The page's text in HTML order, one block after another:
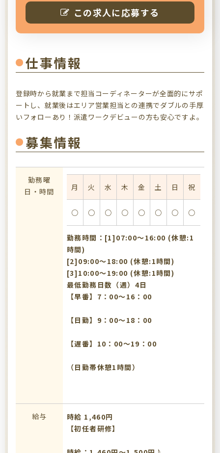
この求人に応募する
仕事情報
登録時から就業まで担当コーディネーターが全面的にサポ
ートし、就業後はエリア営業担当との連携でダブルの手厚
いフォローあり！派遣ワークデビューの方も安心ですよ。
募集情報
勤務曜
日・時間
月 火 水 木 金 土 日 祝
○ ○ ○ ○ ○ ○ ○ ○
勤務時間：[1]07:00〜16:00 (休憩:1
時間)
[2]09:00〜18:00 (休憩:1時間)
[3]10:00〜19:00 (休憩:1時間)
最低勤務日数（週）4日
【早番】7：00～16：00
【日勤】9：00～18：00
【遅番】10：00～19：00
（日勤帯休憩1時間）
給与
時給 1,460円
【初任者研修】